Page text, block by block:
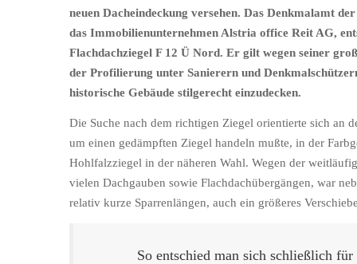
neuen Dacheindeckung versehen. Das Denkmalamt
das Immobilienunternehmen Alstria office Reit AG,
Flachdachziegel F 12 Ü Nord. Er gilt wegen seiner
der Profilierung unter Sanierern und
historische Gebäude stilgerecht einzudecken.
Die Suche nach dem richtigen Ziegel orientierte sich an
um einen gedämpften Ziegel handeln mußte, in der
Hohlfalzziegel in der näheren Wahl. Wegen der
vielen Dachgauben sowie Flachdachübergängen, war
relativ kurze Sparrenlängen, auch ein größeres
So entschied man sich schließlich